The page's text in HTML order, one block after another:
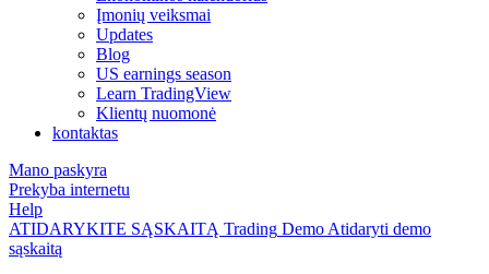
Įmonių veiksmai
Updates
Blog
US earnings season
Learn TradingView
Klientų nuomonė
kontaktas
Mano paskyra
Prekyba internetu
Help
ATIDARYKITE SĄSKAITĄ Trading Demo Atidaryti demo
sąskaitą